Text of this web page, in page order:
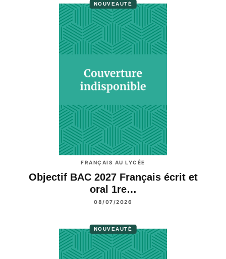
NOUVEAUTÉ
FRANÇAIS AU LYCÉE
Objectif BAC 2027 Français écrit et
oral 1re…
08/07/2026
NOUVEAUTÉ